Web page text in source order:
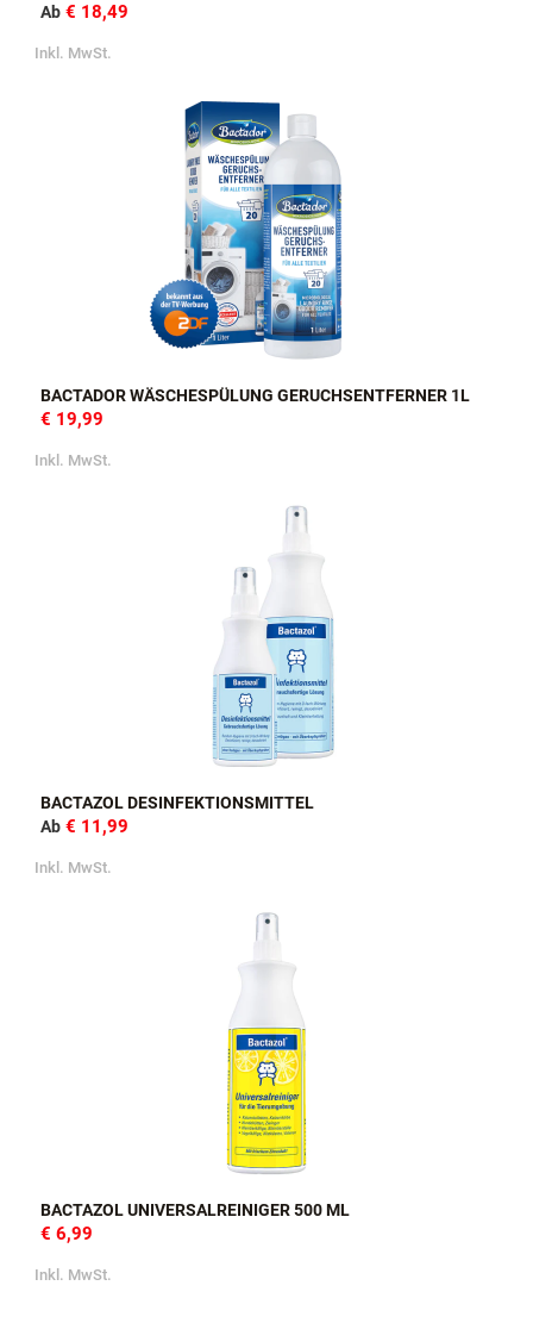
Ab € 18,49
Inkl. MwSt.
BACTADOR WÄSCHESPÜLUNG GERUCHSENTFERNER 1L
€ 19,99
Inkl. MwSt.
BACTAZOL DESINFEKTIONSMITTEL
Ab € 11,99
Inkl. MwSt.
BACTAZOL UNIVERSALREINIGER 500 ML
€ 6,99
Inkl. MwSt.